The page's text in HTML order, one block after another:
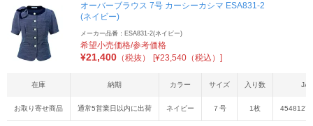
オーバーブラウス 7号 カーシーカシマ ESA831-2
(ネイビー)
メーカー品番：ESA831-2(ネイビー)
希望小売価格/参考価格
¥21,400 （税抜） [¥23,540（税込）]
在庫 納期 カラー サイズ 入り数
お取り寄せ商品 通常5営業日以内に出荷 ネイビー ７号 1枚